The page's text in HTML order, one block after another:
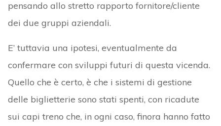
pensando allo stretto rapporto fornitore/cliente
dei due gruppi aziendali.
E’ tuttavia una ipotesi, eventualmente da
confermare con sviluppi futuri di questa vicenda.
Quello che è certo, è che i sistemi di gestione
delle biglietterie sono stati spenti, con ricadute
sui capi treno che, in ogni caso, finora hanno fatto